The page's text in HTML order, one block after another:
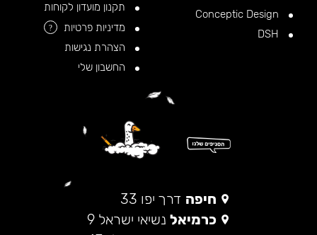
תקנון מועדון לקוחות
מדיניות פרטיות
?
הצהרת נגישות
החשבון שלי
חיפה דרך יפו 33
כרמיאל נשיאי ישראל 9